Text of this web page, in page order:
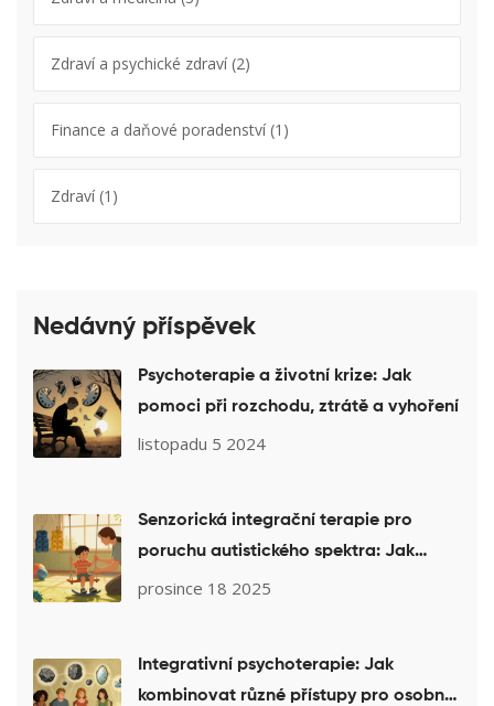
Zdraví a psychické zdraví(2)
Finance a daňové poradenství(1)
Zdraví(1)
Nedávný příspěvek
Psychoterapie a životní krize: Jak
pomoci při rozchodu, ztrátě a vyhoření
listopadu 5 2024
Senzorická integrační terapie pro
poruchu autistického spektra: Jak
pomáhá s citlivostí na podněty
prosince 18 2025
Integrativní psychoterapie: Jak
kombinovat různé přístupy pro osobní